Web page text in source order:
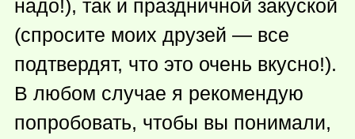
надо!), так и праздничной закуской
(спросите моих друзей — все
подтвердят, что это очень вкусно!).
В любом случае я рекомендую
попробовать, чтобы вы понимали,